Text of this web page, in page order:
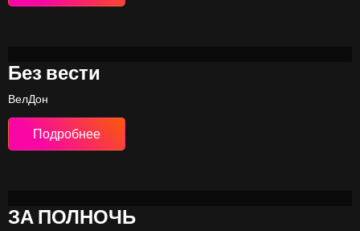
Без вести
ВелДон
Подробнее
ЗА ПОЛНОЧЬ